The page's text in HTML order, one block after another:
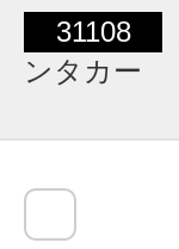
31108
ンタカー